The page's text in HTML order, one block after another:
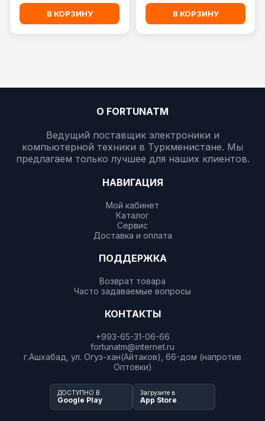
В КОРЗИНУ В КОРЗИНУ
О FORTUNATM
Ведущий поставщик электроники и
компьютерной техники в Туркменистане. Мы
предлагаем только лучшее для наших клиентов.
НАВИГАЦИЯ
Мой кабинет
Каталог
Сервис
Доставка и оплата
ПОДДЕРЖКА
Возврат товара
Часто задаваемые вопросы
КОНТАКТЫ
+993-65-31-06-66
fortunatm@internet.ru
г.Ашхабад, ул. Огуз-хан(Айтаков), 66-дом (напротив
Оптовки)
ДОСТУПНО В
Google Play
Загрузите в
App Store